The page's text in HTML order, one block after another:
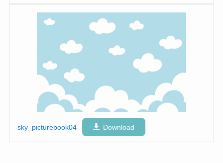
sky_picturebook04 Download